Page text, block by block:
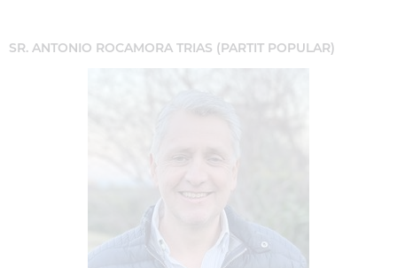
SR. ANTONIO ROCAMORA TRIAS (PARTIT POPULAR)